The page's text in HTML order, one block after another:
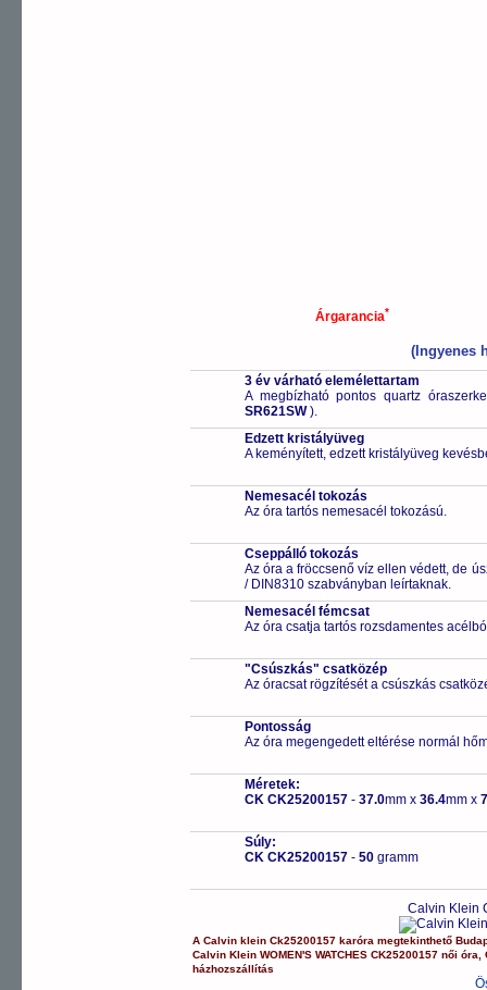
Árgarancia*
(Ingyenes
3 év várható elemélettartam
A megbízható pontos quartz
SR621SW).
Edzett kristályüveg
A keményített, edzett kristályüveg
Nemesacél tokozás
Az óra tartós nemesacél tokozású.
Cseppálló tokozás
Az óra a fröccsenő víz ellen védett, de
/ DIN8310 szabványban leírtaknak.
Nemesacél fémcsat
Az óra csatja tartós rozsdamentes
"Csúszkás" csatközép
Az óracsat rögzítését a csúszkás
Pontosság
Az óra megengedett eltérése normál
Méretek:
CK CK25200157 - 37.0mm x 36.4mm x
Súly:
CK CK25200157 - 50 gramm
Calvin Klein
ACalvin klein Ck25200157 karóra megtekinthető
Calvin Klein WOMEN'S WATCHES CK25200157 női óra ,
házhozszállítás